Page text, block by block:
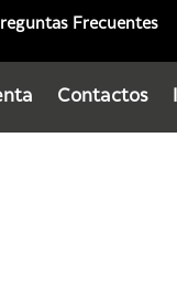
Frecuentes
Contactos